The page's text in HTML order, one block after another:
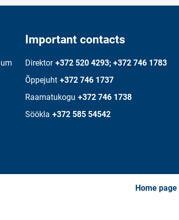
Important contacts
Direktor +372 520 4293; +372 746 1783
Õppejuht +372 746 1737
Raamatukogu +372 746 1738
Söökla +372 585 54542
Home page